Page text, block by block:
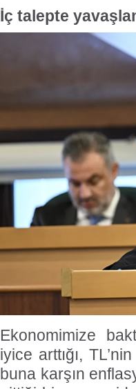
İç talepte
Ekonomimize
iyice arttığı,
buna karşın